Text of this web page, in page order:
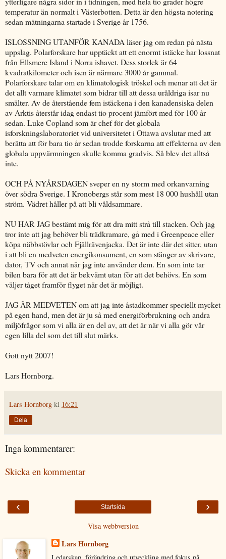
temperatur än normalt i Västerbotten. Detta är den högsta notering
sedan mätningarna startade i Sverige år 1756.
ISLOSSNING UTANFÖR KANADA läser jag om redan på nästa
uppslag. Polarforskare har upptäckt att ett enormt istäcke har lossnat
från Ellsmere Island i Norra ishavet. Dess storlek är 64
kvadratkilometer och isen är närmare 3000 år gammal.
Polarforskare talar om en klimatologisk tröskel och menar att det är
det allt varmare klimatet som bidrar till att dessa uråldriga isar nu
smälter. Av de återstående fem istäckena i den kanadensiska delen
av Arktis återstår idag endast tio procent jämfört med för 100 år
sedan. Luke Copland som är chef för det globala
isforskningslaboratoriet vid universitetet i Ottawa avslutar med att
berätta att för bara tio år sedan trodde forskarna att effekterna av den
globala uppvärmningen skulle komma gradvis. Så blev det alltså
inte.
OCH PÅ NYÅRSDAGEN sveper en ny storm med orkanvarning
över södra Sverige. I Kronobergs står som mest 18 000 hushåll utan
ström. Vädret håller på att bli våldsammare.
NU HAR JAG bestämt mig för att dra mitt strå till stacken. Och jag
tror inte att jag behöver bli trädkramare, gå med i Greenpeace eller
köpa näbbstövlar och Fjällrävenjacka. Det är inte där det sitter, utan
i att bli en medveten energikonsument, en som stänger av skrivare,
dator, TV och annat när jag inte använder dem. En som inte tar
bilen bara för att det är bekvämt utan för att det behövs. En som
väljer tåget framför flyget när det är möjligt.
JAG ÄR MEDVETEN om att jag inte åstadkommer speciellt mycket
på egen hand, men det är ju så med energiförbrukning och andra
miljöfrågor som vi alla är en del av, att det är när vi alla gör vår
egen lilla del som det till slut märks.
Gott nytt 2007!
Lars Hornborg.
Lars Hornborg kl 16:21
Dela
Inga kommentarer:
Skicka en kommentar
‹ ›
Startsida
Visa webbversion
Lars Hornborg